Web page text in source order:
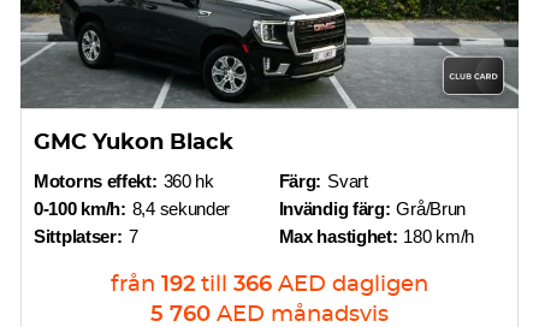
GMC Yukon Black
Motorns effekt: 360 hk
0-100 km/h: 8,4 sekunder
Sittplatser: 7
Färg: Svart
Invändig färg: Grå/Brun
Max hastighet: 180 km/h
från 192 till 366 AED dagligen
5 760 AED månadsvis